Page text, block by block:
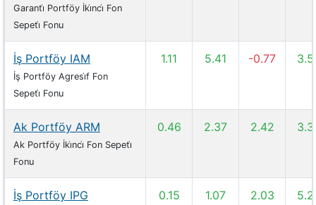
Garanti̇ Portföy İki̇nci̇ Fon
Sepeti̇ Fonu
İş Portföy IAM
İş Portföy Agresi̇f Fon
Sepeti̇ Fonu
1.11 5.41 -0.77
Ak Portföy ARM
Ak Portföy İki̇nci̇ Fon Sepeti̇
Fonu
0.46 2.37 2.42
İş Portföy IPG 0.15 1.07 2.03